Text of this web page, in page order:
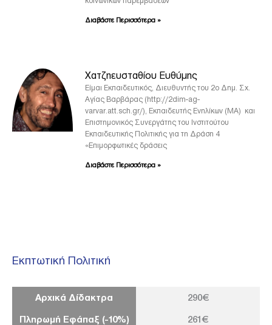
Διαβάστε Περισσότερα »
Χατζηευσταθίου Ευθύμης
Είμαι Εκπαιδευτικός, Διευθυντής του 2ο Δημ. Σχ.
Αγίας Βαρβάρας (http://2dim-ag-
varvar.att.sch.gr/), Εκπαιδευτής Ενηλίκων (ΜΑ) και
Επιστημονικός Συνεργάτης του Ινστιτούτου
Εκπαιδευτικής Πολιτικής για τη Δράση 4
«Επιμορφωτικές δράσεις
Διαβάστε Περισσότερα »
Εκπτωτική Πολιτική
Αρχικά Δίδακτρα 290€
Πληρωμή Εφάπαξ (-10%) 261€